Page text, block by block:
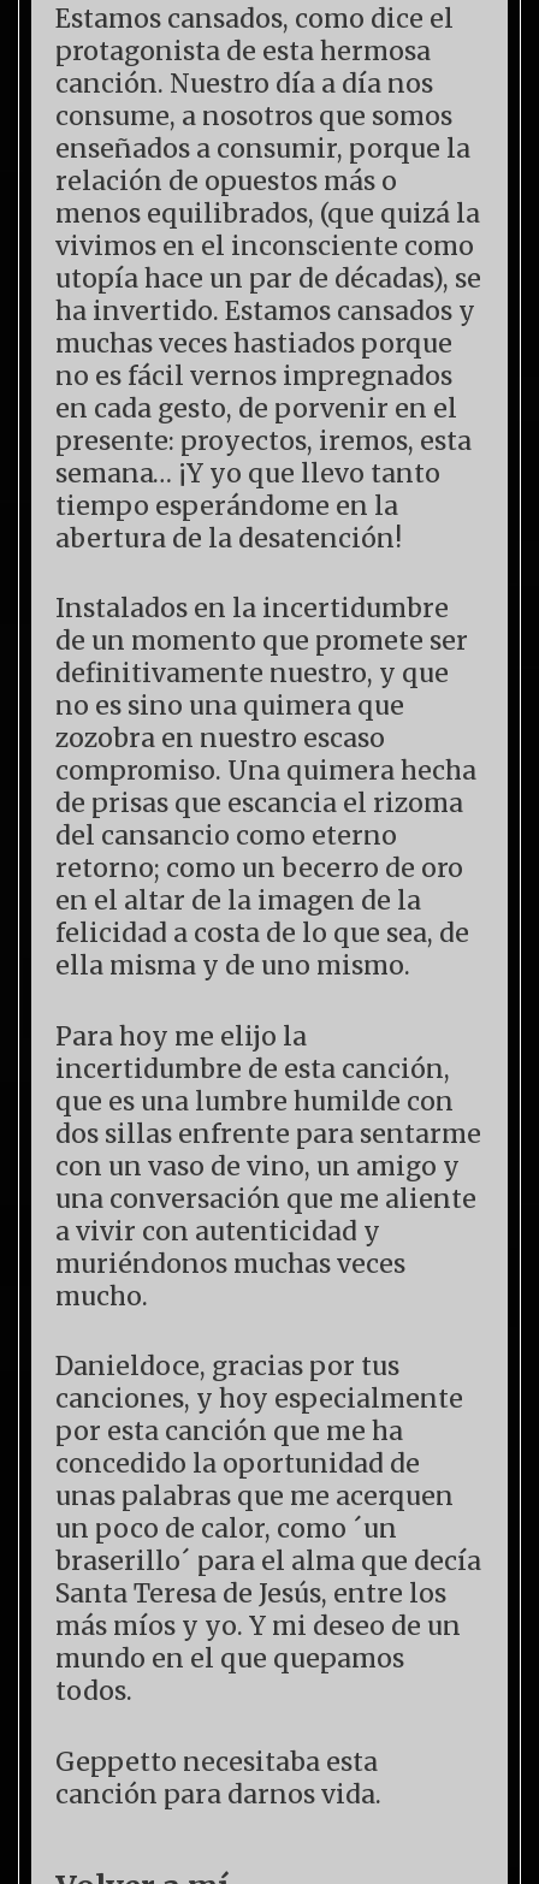
Estamos cansados, como dice el
protagonista de esta hermosa
canción. Nuestro día a día nos
consume, a nosotros que somos
enseñados a consumir, porque la
relación de opuestos más o
menos equilibrados, (que quizá la
vivimos en el inconsciente como
utopía hace un par de décadas), se
ha invertido. Estamos cansados y
muchas veces hastiados porque
no es fácil vernos impregnados
en cada gesto, de porvenir en el
presente: proyectos, iremos, esta
semana… ¡Y yo que llevo tanto
tiempo esperándome en la
abertura de la desatención!
Instalados en la incertidumbre
de un momento que promete ser
definitivamente nuestro, y que
no es sino una quimera que
zozobra en nuestro escaso
compromiso. Una quimera hecha
de prisas que escancia el rizoma
del cansancio como eterno
retorno; como un becerro de oro
en el altar de la imagen de la
felicidad a costa de lo que sea, de
ella misma y de uno mismo.
Para hoy me elijo la
incertidumbre de esta canción,
que es una lumbre humilde con
dos sillas enfrente para sentarme
con un vaso de vino, un amigo y
una conversación que me aliente
a vivir con autenticidad y
muriéndonos muchas veces
mucho.
Danieldoce, gracias por tus
canciones, y hoy especialmente
por esta canción que me ha
concedido la oportunidad de
unas palabras que me acerquen
un poco de calor, como ´un
braserillo´ para el alma que decía
Santa Teresa de Jesús, entre los
más míos y yo. Y mi deseo de un
mundo en el que quepamos
todos.
Geppetto necesitaba esta
canción para darnos vida.